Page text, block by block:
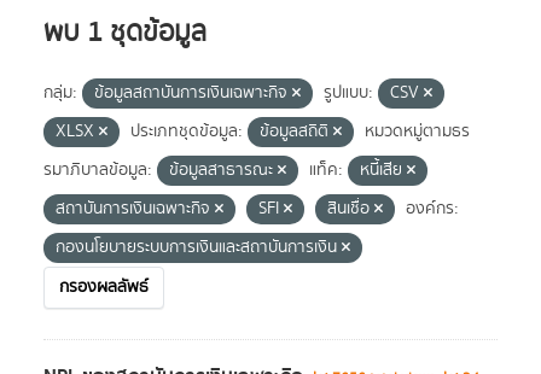
พบ 1 ชุดข้อมูล
กลุ่ม: ข้อมูลสถาบันการเงินเฉพาะกิจ รูปแบบ:
CSV
XLSX
ประเภทชุดข้อมูล: ข้อมูลสถิติ
หมวดหมู่ตามธร
รมาภิบาลข้อมูล:
ข้อมูลสาธารณะ แท็ค:
หนี้เสีย
สถาบันการเงินเฉพาะกิจ
SFI สินเชื่อ
องค์กร:
กองนโยบายระบบการเงินและสถาบันการเงิน
กรองผลลัพธ์